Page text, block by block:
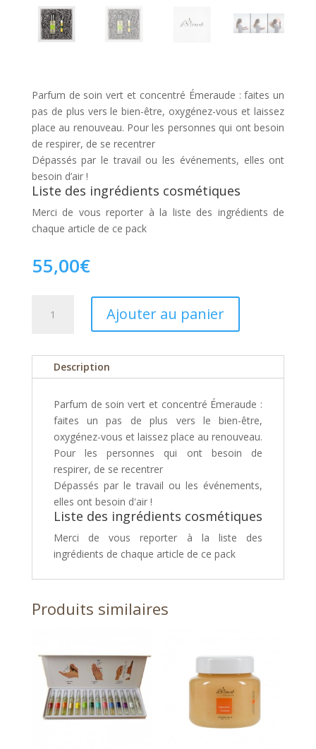
Parfum de soin vert et concentré Émeraude : faites un
pas de plus vers le bien-être, oxygénez-vous et laissez
place au renouveau. Pour les personnes qui ont besoin
de respirer, de se recentrer
Dépassés par le travail ou les événements, elles ont
besoin d’air !
Liste des ingrédients cosmétiques
Merci de vous reporter à la liste des ingrédients de
chaque article de ce pack
55,00€
d'oxygène"
Ajouter au panier
Description
Parfum de soin vert et concentré Émeraude :
faites un pas de plus vers le bien-être,
oxygénez-vous et laissez place au renouveau.
Pour les personnes qui ont besoin de
respirer, de se recentrer
Dépassés par le travail ou les événements,
elles ont besoin d'air !
Liste des ingrédients cosmétiques
Merci de vous reporter à la liste des
ingrédients de chaque article de ce pack
Produits similaires